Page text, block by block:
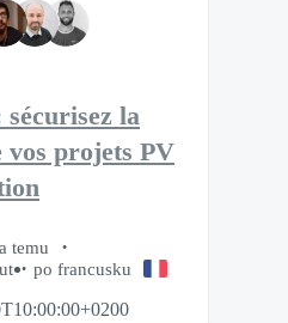
la
vos projets PV
temu
po francusku